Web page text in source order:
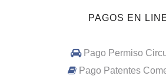
PAGOS EN
Pago Permiso
Pago Patentes